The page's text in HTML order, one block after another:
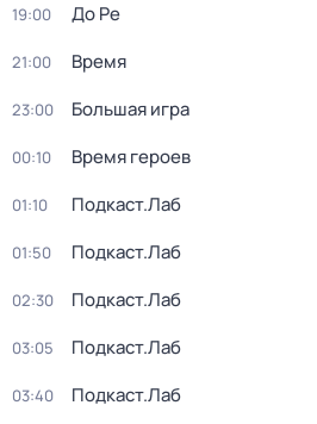
19:00 До Ре
21:00 Время
23:00 Большая игра
00:10 Время героев
01:10 Подкаст.Лаб
01:50 Подкаст.Лаб
02:30 Подкаст.Лаб
03:05 Подкаст.Лаб
03:40 Подкаст.Лаб